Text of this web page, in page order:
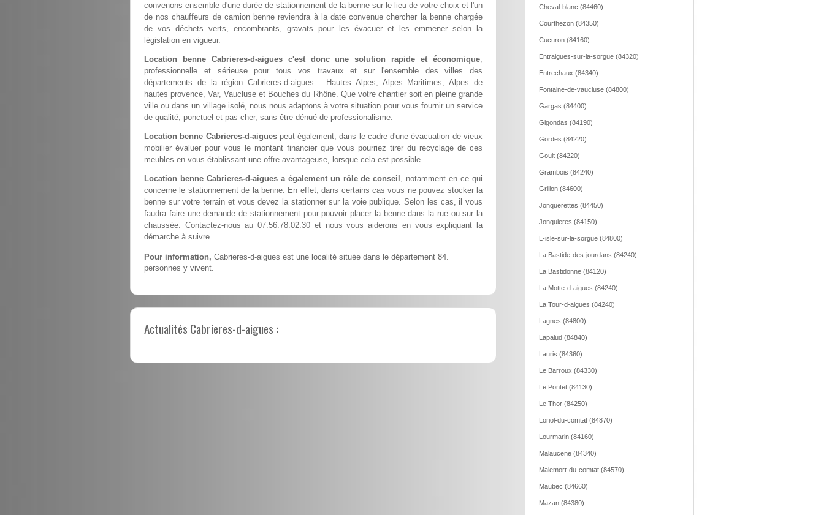
convenons ensemble d'une durée de stationnement de la benne sur le lieu de votre choix et l'un
de nos chauffeurs de camion benne reviendra à la date convenue chercher la benne chargée
de vos déchets verts, encombrants, gravats pour les évacuer et les emmener selon la
législation en vigueur.
Location benne Cabrieres-d-aigues c'est donc une solution rapide et économique,
professionnelle et sérieuse pour tous vos travaux et sur l'ensemble des villes des
départements de la région Cabrieres-d-aigues : Hautes Alpes, Alpes Maritimes, Alpes de
hautes provence, Var, Vaucluse et Bouches du Rhône. Que votre chantier soit en pleine grande
ville ou dans un village isolé, nous nous adaptons à votre situation pour vous fournir un service
de qualité, ponctuel et pas cher, sans être dénué de professionalisme.
Location benne Cabrieres-d-aiguespeut également, dans le cadre d'une évacuation de vieux
mobilier évaluer pour vous le montant financier que vous pourriez tirer du recyclage de ces
meubles en vous établissant une offre avantageuse, lorsque cela est possible.
Location benne Cabrieres-d-aigues a également un rôle de conseil , notamment en ce qui
concerne le stationnement de la benne. En effet, dans certains cas vous ne pouvez stocker la
benne sur votre terrain et vous devez la stationner sur la voie publique. Selon les cas, il vous
faudra faire une demande de stationnement pour pouvoir placer la benne dans la rue ou sur la
chaussée. Contactez-nous au 07.56.78.02.30 et nous vous aiderons en vous expliquant la
démarche à suivre.
Pour information, Cabrieres-d-aigues est une localité située dans le département 84.
personnes y vivent.
Actualités Cabrieres-d-aigues :
Cheval-blanc (84460)
Courthezon (84350)
Cucuron (84160)
Entraigues-sur-la-sorgue (84320)
Entrechaux (84340)
Fontaine-de-vaucluse (84800)
Gargas (84400)
Gigondas (84190)
Gordes (84220)
Goult (84220)
Grambois (84240)
Grillon (84600)
Jonquerettes (84450)
Jonquieres (84150)
L-isle-sur-la-sorgue (84800)
La Bastide-des-jourdans (84240)
La Bastidonne (84120)
La Motte-d-aigues (84240)
La Tour-d-aigues (84240)
Lagnes (84800)
Lapalud (84840)
Lauris (84360)
Le Barroux (84330)
Le Pontet (84130)
Le Thor (84250)
Loriol-du-comtat (84870)
Lourmarin (84160)
Malaucene (84340)
Malemort-du-comtat (84570)
Maubec (84660)
Mazan (84380)